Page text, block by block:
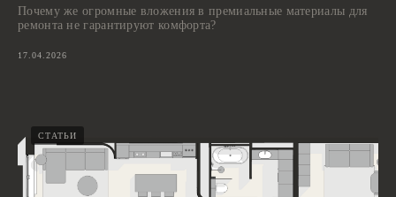
Почему же огромные вложения в премиальные материалы для
ремонта не гарантируют комфорта?
17.04.2026
СТАТЬИ